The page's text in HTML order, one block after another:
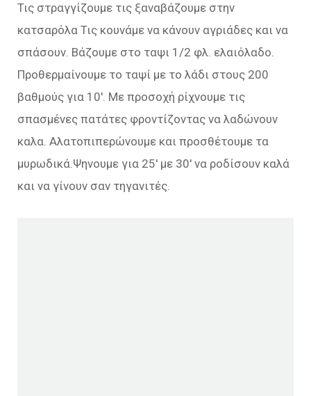
Τις στραγγίζουμε τις ξαναβάζουμε στην
κατσαρόλα Τις κουνάμε να κάνουν αγριάδες και να
σπάσουν. Βάζουμε στο ταψι 1/2 φλ. ελαιόλαδο.
Προθερμαίνουμε το ταψί με το λάδι στους 200
βαθμούς για 10′. Με προσοχή ρίχνουμε τις
σπασμένες πατάτες φροντίζοντας να λαδώνουν
καλα. Αλατοπιπερώνουμε και προσθέτουμε τα
μυρωδικά.Ψηνουμε για 25′ με 30′ να ροδίσουν καλά
και να γίνουν σαν τηγανιτές.